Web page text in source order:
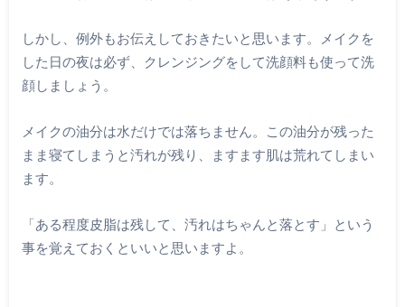
しかし、例外もお伝えしておきたいと思います。メイクを
した日の夜は必ず、クレンジングをして洗顔料も使って洗
顔しましょう。
メイクの油分は水だけでは落ちません。この油分が残った
まま寝てしまうと汚れが残り、ますます肌は荒れてしまい
ます。
「ある程度皮脂は残して、汚れはちゃんと落とす」という
事を覚えておくといいと思いますよ。